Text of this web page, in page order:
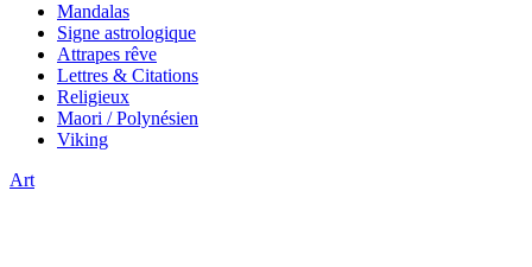
Mandalas
Signe astrologique
Attrapes rêve
Lettres & Citations
Religieux
Maori / Polynésien
Viking
Art